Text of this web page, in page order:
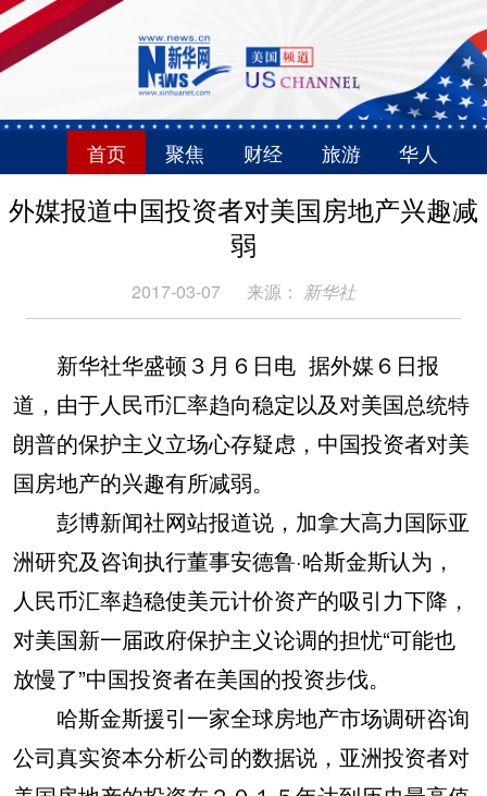
首页 聚焦 财经 旅游 华人
外媒报道中国投资者对美国房地产兴趣减
弱
2017-03-07 来源： 新华社
新华社华盛顿３月６日电 据外媒６日报
道，由于人民币汇率趋向稳定以及对美国总统特
朗普的保护主义立场心存疑虑，中国投资者对美
国房地产的兴趣有所减弱。
彭博新闻社网站报道说，加拿大高力国际亚
洲研究及咨询执行董事安德鲁·哈斯金斯认为，
人民币汇率趋稳使美元计价资产的吸引力下降，
对美国新一届政府保护主义论调的担忧“可能也
放慢了”中国投资者在美国的投资步伐。
哈斯金斯援引一家全球房地产市场调研咨询
公司真实资本分析公司的数据说，亚洲投资者对